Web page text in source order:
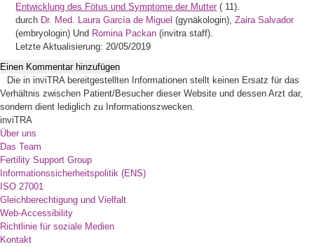
Entwicklung des Fötus und Symptome der Mutter ( 11).
durch Dr. Med. Laura García de Miguel (gynäkologin),Zaira Salvador
(embryologin) Und Romina Packan (invitra staff).
Letzte Aktualisierung: 20/05/2019
Einen Kommentar hinzufügen
Die in inviTRA bereitgestellten Informationen stellt keinen Ersatz für das
Verhältnis zwischen Patient/Besucher dieser Website und dessen Arzt dar,
sondern dient lediglich zu Informationszwecken.
inviTRA
Über uns
Das Team
Fertility Support Group
Informationssicherheitspolitik (ENS)
ISO 27001
Gleichberechtigung und Vielfalt
Web-Accessibility
Richtlinie für soziale Medien
Kontakt